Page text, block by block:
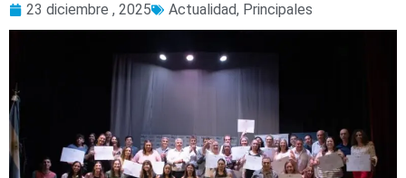
23 diciembre , 2025 Actualidad, Principales